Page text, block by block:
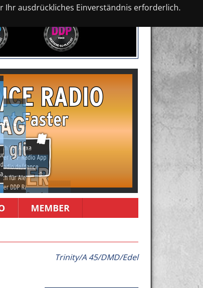
Ihr ausdrückliches Einverständnis erforderlich.
MEMBER
Trinity/A 45/DMD/Edel